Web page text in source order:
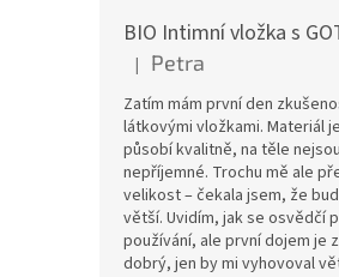
Hodnocení produktu je 5 z 5
| Petra
Zatím mám první den
látkovými vložkami. Materiál
působí kvalitně, na těle nejsou
nepříjemné. Trochu mě ale
velikost – čekala jsem, že
větší. Uvidím, jak se osvědčí
používání, ale první dojem je
dobrý, jen by mi vyhovoval